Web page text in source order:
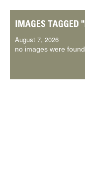
August 7, 2026
no images were found